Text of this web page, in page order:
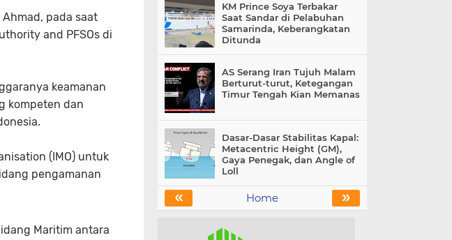
pada saat
and PFSOs di
keamanan
kompeten dan
(IMO) untuk
pengamanan
Maritim antara
KM Prince Soya Terbakar
Saat Sandar di Pelabuhan
Samarinda, Keberangkatan
Ditunda
AS Serang Iran Tujuh Malam
Berturut-turut, Ketegangan
Timur Tengah Kian Memanas
Dasar-Dasar Stabilitas Kapal:
Metacentric Height (GM),
Gaya Penegak, dan Angle of
Loll
« »
Home